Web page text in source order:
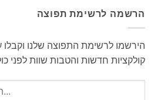
הרשמה לרשימת תפוצה
הירשמו לרשימת התפוצה שלנו וקבלו
קולקציות חדשות והטבות שוות לפני